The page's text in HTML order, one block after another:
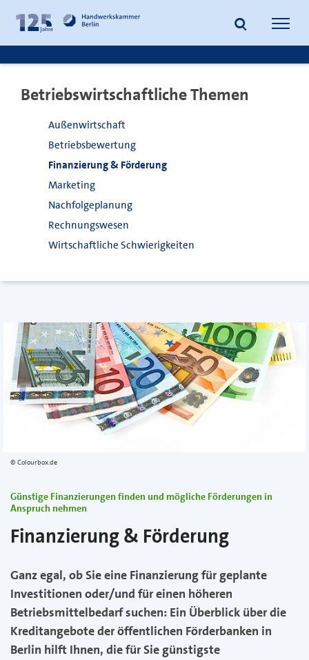
Inhalt
springen
Fußzeile
springen
Suche
Betriebswirtschaftliche Themen
Außenwirtschaft
Betriebsbewertung
Finanzierung & Förderung
Marketing
Nachfolgeplanung
Rechnungswesen
Wirtschaftliche Schwierigkeiten
Colourbox.de
Günstige Finanzierungen finden und mögliche Förderungen in
Anspruch nehmen
Finanzierung & Förderung
Ganz egal, ob Sie eine Finanzierung für geplante
Investitionen oder/und für einen höheren
Betriebsmittelbedarf suchen: Ein Überblick über die
Kreditangebote der öffentlichen Förderbanken in
Berlin hilft Ihnen, die für Sie günstigste